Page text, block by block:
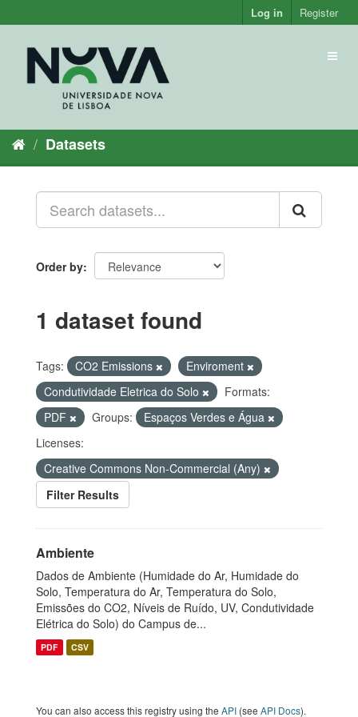
to
Log in Register
Datasets
Order by
1 dataset found
Tags: CO2 Emissions
Enviroment
Condutividade Eletrica do Solo
Formats:
PDF
Groups:
Espaços Verdes e Água
Licenses:
Creative Commons Non-Commercial (Any)
Filter Results
Ambiente
Dados de Ambiente (Humidade do Ar, Humidade do
Solo, Temperatura do Ar, Temperatura do Solo,
Emissões do CO2, Níveis de Ruído, UV, Condutividade
Elétrica do Solo) do Campus de...
PDF CSV
You can also access this registry using the API (see API Docs).